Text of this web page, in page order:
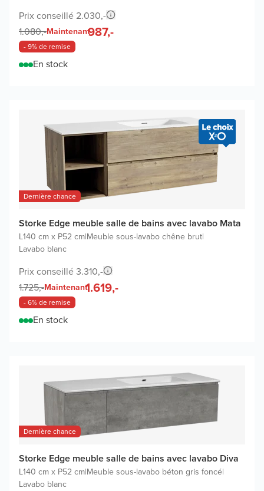
Prix conseillé 2.030,-
1.080,-Maintenant987,-
- 9% de remise
En stock
Dernière chance
Storke Edge meuble salle de bains avec lavabo Mata
L140 cm x P52 cm|Meuble sous-lavabo chêne brut|
Lavabo blanc
Prix conseillé 3.310,-
1.725,-Maintenant1.619,-
- 6% de remise
En stock
Dernière chance
Storke Edge meuble salle de bains avec lavabo Diva
L140 cm x P52 cm|Meuble sous-lavabo béton gris foncé|
Lavabo blanc